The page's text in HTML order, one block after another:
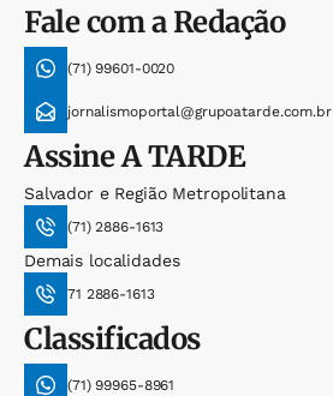
Fale com a Redação
(71) 99601-0020
jornalismoportal@grupoatarde.com.br
AssineA TARDE
Salvador e Região Metropolitana
(71) 2886-1613
Demais localidades
71 2886-1613
Classificados
(71) 99965-8961